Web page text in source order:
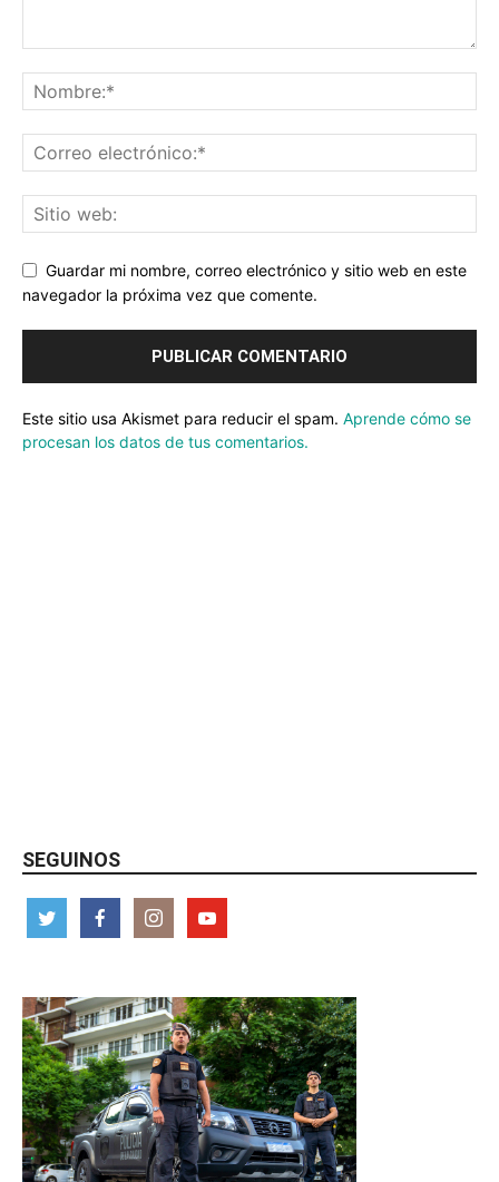
Guardar mi nombre, correo electrónico y sitio web en este
navegador la próxima vez que comente.
Este sitio usa Akismet para reducir el spam. Aprende cómo se
procesan los datos de tus comentarios.
SEGUINOS